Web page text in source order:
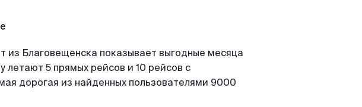
из Благовещенска показывает выгодные месяца
5 прямых рейсов и 10 рейсов с
дорогая из найденных пользователями 9000